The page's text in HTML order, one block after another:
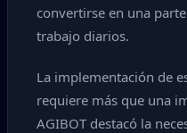
convertirse en una
trabajo diarios.
La implementación de
requiere más que una
AGIBOT destacó la